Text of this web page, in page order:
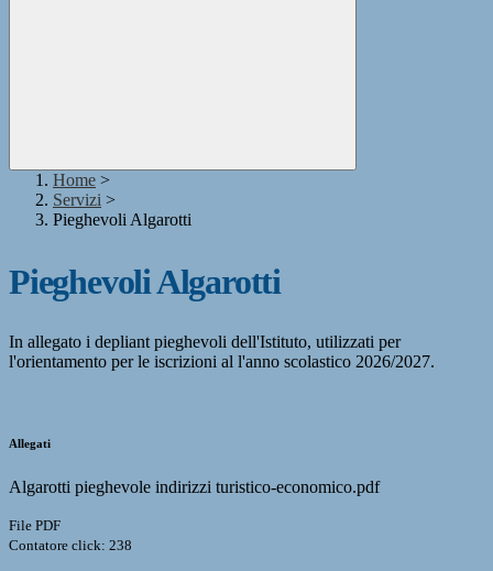
Home >
Servizi >
Pieghevoli Algarotti
Pieghevoli Algarotti
In allegato i depliant pieghevoli dell'Istituto, utilizzati per
l'orientamento per le iscrizioni al l'anno scolastico 2026/2027.
Allegati
Algarotti pieghevole indirizzi turistico-economico.pdf
File PDF
Contatore click: 238